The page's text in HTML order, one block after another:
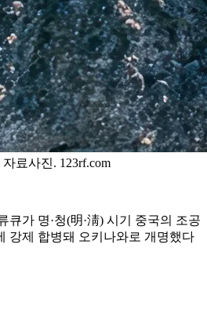
료사진. 123rf.com
큐가 명·청(明·淸) 시기 중국의 조공
강제 합병돼 오키나와로 개명했다